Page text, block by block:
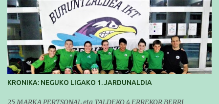
KRONIKA: NEGUKO LIGAKO 1. JARDUNALDIA
25 MARKA PERTSONAL eta TALDEKO 4 ERREKOR BERRI